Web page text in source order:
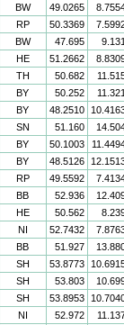
BW 49.0265
RP 50.3369
BW 47.695
HE 51.2662
TH 50.682
BY 50.252
BY 48.2510
SN 51.160
BY 50.1003
BY 48.5126
RP 49.5592
BB 52.936
HE 50.562
NI 52.7432
BB 51.927
SH 53.8773
SH 53.803
SH 53.8953
NI 52.972